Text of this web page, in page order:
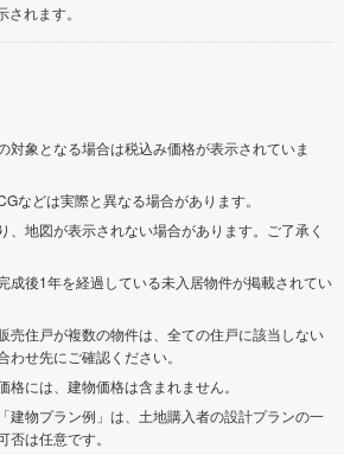
れます。
対象となる場合は税込み価格が表示されていま
などは実際と異なる場合があります。
、地図が表示されない場合があります。ご了承く
成後1年を経過している未入居物件が掲載されてい
売住戸が複数の物件は、全ての住戸に該当しない
せ先にご確認ください。
格には、建物価格は含まれません。
建物プラン例」は、土地購入者の設計プランの一
は任意です。